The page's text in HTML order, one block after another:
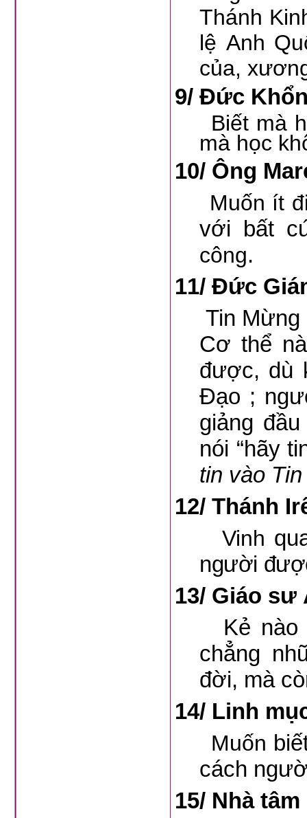
Thánh
lệ Anh
của,
9/ Đức
Biết mà
mà học
10/ Ông
Muốn ít
với bất
công.
11/ Đức
Tin
Cơ thể
được, dù
Đạo ;
giảng
nói “hãy
tin vào
12/ Thánh
Vinh
người
13/ Giáo sư
Kẻ nào
chẳng
đời, mà
14/ Linh
Muốn
cách
15/ Nhà